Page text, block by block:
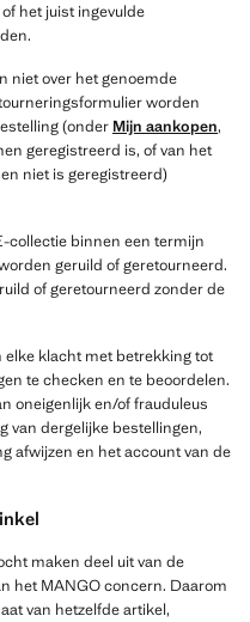
het juist ingevulde
niet over het genoemde
worden
(onder Mijn aankopen,
geregistreerd is, of van het
niet is geregistreerd)
collectie binnen een termijn
geruild of geretourneerd.
of geretourneerd zonder de
elke klacht met betrekking tot
te checken en te beoordelen.
oneigenlijk en/of frauduleus
van dergelijke bestellingen,
afwijzen en het account van de
maken deel uit van de
het MANGO concern. Daarom
van hetzelfde artikel,